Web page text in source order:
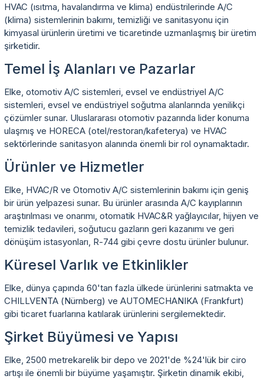
HVAC (ısıtma, havalandırma ve klima) endüstrilerinde A/C
(klima) sistemlerinin bakımı, temizliği ve sanitasyonu için
kimyasal ürünlerin üretimi ve ticaretinde uzmanlaşmış bir üretim
şirketidir.
Temel İş Alanları ve Pazarlar
Elke, otomotiv A/C sistemleri, evsel ve endüstriyel A/C
sistemleri, evsel ve endüstriyel soğutma alanlarında yenilikçi
çözümler sunar. Uluslararası otomotiv pazarında lider konuma
ulaşmış ve HORECA (otel/restoran/kafeterya) ve HVAC
sektörlerinde sanitasyon alanında önemli bir rol oynamaktadır.
Ürünler ve Hizmetler
Elke, HVAC/R ve Otomotiv A/C sistemlerinin bakımı için geniş
bir ürün yelpazesi sunar. Bu ürünler arasında A/C kayıplarının
araştırılması ve onarımı, otomatik HVAC&R yağlayıcılar, hijyen ve
temizlik tedavileri, soğutucu gazların geri kazanımı ve geri
dönüşüm istasyonları, R-744 gibi çevre dostu ürünler bulunur.
Küresel Varlık ve Etkinlikler
Elke, dünya çapında 60'tan fazla ülkede ürünlerini satmakta ve
CHILLVENTA (Nürnberg) ve AUTOMECHANIKA (Frankfurt)
gibi ticaret fuarlarına katılarak ürünlerini sergilemektedir.
Şirket Büyümesi ve Yapısı
Elke, 2500 metrekarelik bir depo ve 2021'de %24'lük bir ciro
artışı ile önemli bir büyüme yaşamıştır. Şirketin dinamik ekibi,